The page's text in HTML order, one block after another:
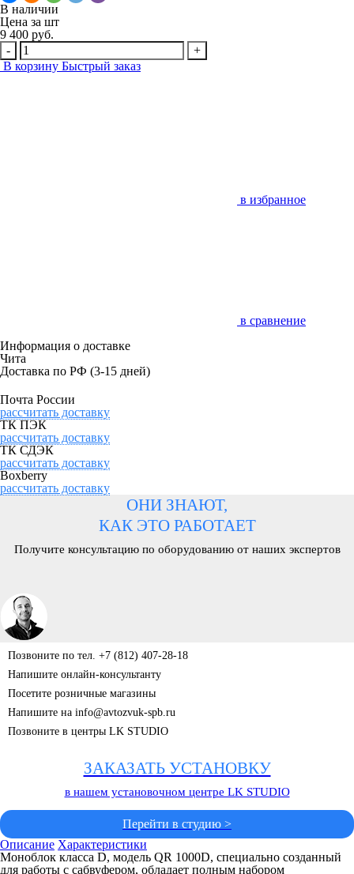
В наличии
Цена за шт
9 400 руб.
-
+
В корзину Быстрый заказ
в избранное
в сравнение
Информация о доставке
Чита
Доставка по РФ (3-15 дней)
Почта России
рассчитать доставку
ТК ПЭК
рассчитать доставку
ТК СДЭК
рассчитать доставку
Boxberry
рассчитать доставку
ОНИ ЗНАЮТ,
КАК ЭТО РАБОТАЕТ
Получите консультацию по оборудованию от наших экспертов
Позвоните по тел. +7 (812) 407-28-18
Напишите онлайн-консультанту
Посетите розничные магазины
Напишите на info@avtozvuk-spb.ru
Позвоните в центры LK STUDIO
ЗАКАЗАТЬ УСТАНОВКУ
в нашем установочном центре LK STUDIO
Перейти в студию >
Описание Характеристики
Моноблок класса D, модель QR 1000D, специально созданный
для работы с сабвуфером, обладает полным набором